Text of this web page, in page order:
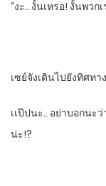
“งะ.. งั้นเหรอ! งั้นพวก
เซย์จังเดินไปยังทิศท
เเป๊ปนะ.. อย่าบอกนะ
น่ะ!?